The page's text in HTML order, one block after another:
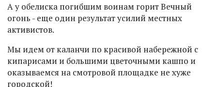
А у обелиска погибшим воинам горит Вечный
огонь - еще один результат усилий местных
активистов.
Мы идем от каланчи по красивой набережной с
кипарисами и большими цветочными кашпо и
оказываемся на смотровой площадке не хуже
городской!